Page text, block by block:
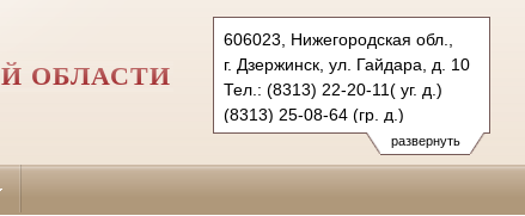
развернуть
606023, Нижегородская обл.,
г. Дзержинск, ул. Гайдара, д. 10
Тел.: (8313) 22-20-11( уг. д.)
(8313) 25-08-64 (гр. д.)
dzerginsky.nnov@sudrf.ru
ОБЛАСТИ